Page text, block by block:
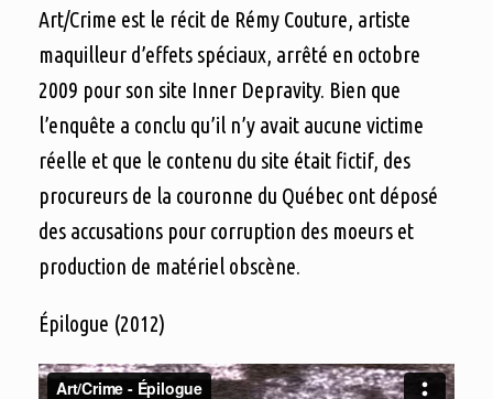
Art/Crime est le récit de Rémy Couture, artiste
maquilleur d’effets spéciaux, arrêté en octobre
2009 pour son site Inner Depravity. Bien que
l’enquête a conclu qu’il n’y avait aucune victime
réelle et que le contenu du site était fictif, des
procureurs de la couronne du Québec ont déposé
des accusations pour corruption des moeurs et
production de matériel obscène.
Épilogue (2012)